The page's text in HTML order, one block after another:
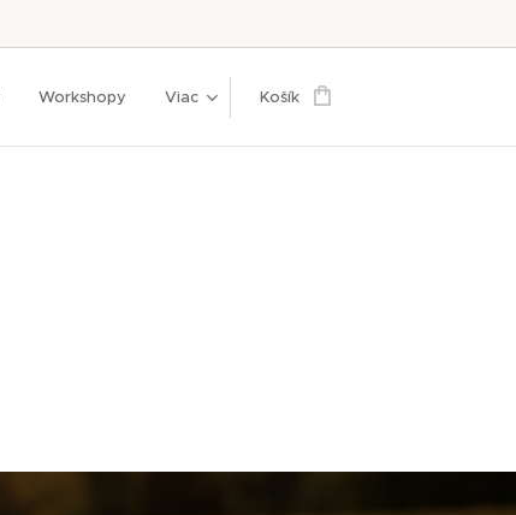
Workshopy Viac Košík